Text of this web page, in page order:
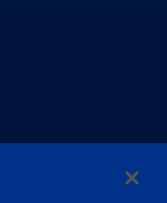
België